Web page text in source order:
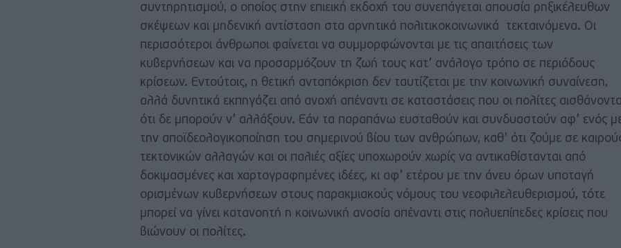
συντηρητισμού, ο οποίος στην επιεική εκδοχή του συνεπάγεται απουσία ρηξικέλευθων
σκέψεων και μηδενική αντίσταση στα αρνητικά πολιτικοκοινωνικά τεκταινόμενα. Οι
περισσότεροι άνθρωποι φαίνεται να συμμορφώνονται με τις απαιτήσεις των
κυβερνήσεων και να προσαρμόζουν τη ζωή τους κατ’ ανάλογο τρόπο σε περιόδους
κρίσεων. Εντούτοις, η θετική ανταπόκριση δεν ταυτίζεται με την κοινωνική συναίνεση,
αλλά δυνητικά εκπηγάζει από ανοχή απέναντι σε καταστάσεις που οι πολίτες
ότι δε μπορούν ν’ αλλάξουν. Εάν τα παραπάνω ευσταθούν και συνδυαστούν αφ’ ενός
την αποϊδεολογικοποίηση του σημερινού βίου των ανθρώπων, καθ’ ότι ζούμε σε
τεκτονικών αλλαγών και οι παλιές αξίες υποχωρούν χωρίς να αντικαθίστανται από
δοκιμασμένες και χαρτογραφημένες ιδέες, κι αφ’ ετέρου με την άνευ όρων υποταγή
ορισμένων κυβερνήσεων στους παρακμιακούς νόμους του νεοφιλελευθερισμού, τότε
μπορεί να γίνει κατανοητή η κοινωνική ανοσία απέναντι στις πολυεπίπεδες κρίσεις που
βιώνουν οι πολίτες.